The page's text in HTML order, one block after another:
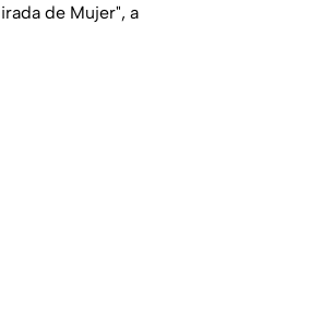
de Mujer", a